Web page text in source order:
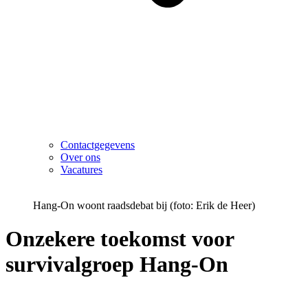
Contactgegevens
Over ons
Vacatures
Hang-On woont raadsdebat bij (foto: Erik de Heer)
Onzekere toekomst voor
survivalgroep Hang-On